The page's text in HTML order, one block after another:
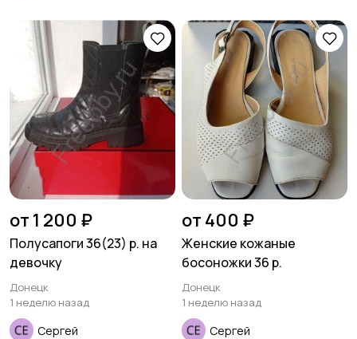
от 1 200 ₽
Полусапоги 36(23) р. на
девочку
Донецк
1 неделю назад
Сергей
от 400 ₽
Женские кожаные
босоножки 36 р.
Донецк
1 неделю назад
Сергей